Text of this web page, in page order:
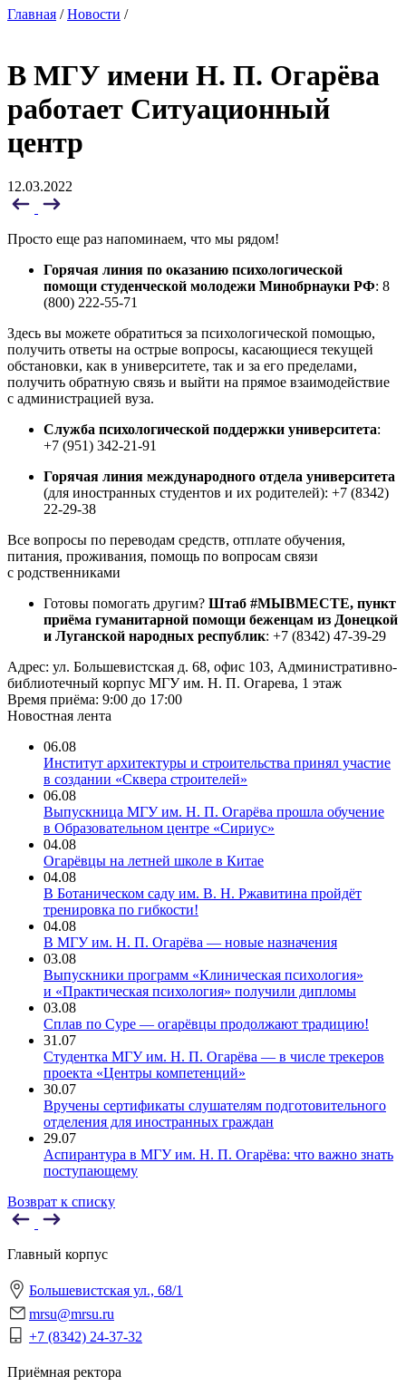
Главная /Новости /
В МГУ имени Н. П. Огарёва
работает Ситуационный
центр
12.03.2022
Просто еще раз напоминаем, что мы рядом!
Горячая линия по оказанию психологической
помощи студенческой молодежи Минобрнауки РФ: 8
(800) 222-55-71
Здесь вы можете обратиться за психологической помощью,
получить ответы на острые вопросы, касающиеся текущей
обстановки, как в университете, так и за его пределами,
получить обратную связь и выйти на прямое взаимодействие
с администрацией вуза.
Служба психологической поддержки университета:
+7 (951) 342-21-91
Горячая линия международного отдела университета
(для иностранных студентов и их родителей): +7 (8342)
22-29-38
Все вопросы по переводам средств, отплате обучения,
питания, проживания, помощь по вопросам связи
с родственниками
Готовы помогать другим? Штаб #МЫВМЕСТЕ, пункт
приёма гуманитарной помощи беженцам из Донецкой
и Луганской народных республик: +7 (8342) 47-39-29
Адрес: ул. Большевистская д. 68, офис 103, Административно-
библиотечный корпус МГУ им. Н. П. Огарева, 1 этаж
Время приёма: 9:00 до 17:00
Новостная лента
06.08
Институт архитектуры и строительства принял участие
в создании «Сквера строителей»
06.08
Выпускница МГУ им. Н. П. Огарёва прошла обучение
в Образовательном центре «Сириус»
04.08
Огарёвцы на летней школе в Китае
04.08
В Ботаническом саду им. В. Н. Ржавитина пройдёт
тренировка по гибкости!
04.08
В МГУ им. Н. П. Огарёва — новые назначения
03.08
Выпускники программ «Клиническая психология»
и «Практическая психология» получили дипломы
03.08
Сплав по Суре — огарёвцы продолжают традицию!
31.07
Студентка МГУ им. Н. П. Огарёва — в числе трекеров
проекта «Центры компетенций»
30.07
Вручены сертификаты слушателям подготовительного
отделения для иностранных граждан
29.07
Аспирантура в МГУ им. Н. П. Огарёва: что важно знать
поступающему
Возврат к списку
Главный корпус
Большевистская ул., 68/1
mrsu@mrsu.ru
+7 (8342) 24-37-32
Приёмная ректора